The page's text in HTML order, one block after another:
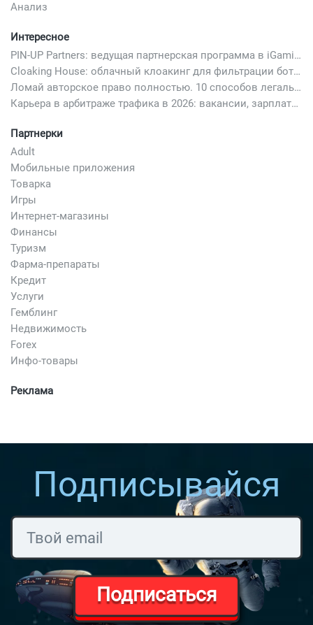
Анализ
Интересное
PIN-UP Partners: ведущая партнерская программа в iGaming
Cloaking House: облачный клоакинг для фильтрации ботов FB и Google Ads — гайд PHP-интеграции 2026
Ломай авторское право полностью. 10 способов легально добавить любимый трек в свой креатив
Карьера в арбитраже трафика в 2026: вакансии, зарплаты и как начать
Партнерки
Adult
Мобильные приложения
Товарка
Игры
Интернет-магазины
Финансы
Туризм
Фарма-препараты
Кредит
Услуги
Гемблинг
Недвижимость
Forex
Инфо-товары
Реклама
Подписывайся
Подписаться